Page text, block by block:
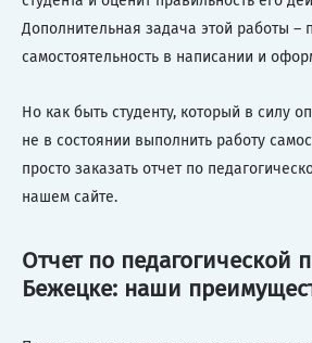
Дополнительная задача этой работы –
самостоятельность в написании и
Но как быть студенту, который в силу
не в состоянии выполнить работу
просто заказать отчет по
нашем сайте.
Отчет по педагогической
Бежецке: наши